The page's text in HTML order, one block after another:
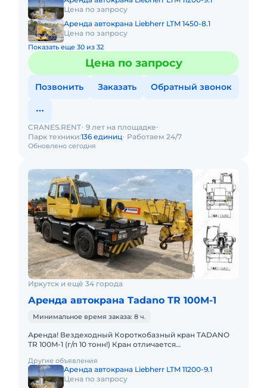
Цена по запросу
Аренда автокрана Liebherr LTM 1450-8.1
Цена по запросу
Показать еще 30 из 32
Цена по запросу
Позвонить Заказать Обратный звонок
Обновлено сегодня
CRANES.RENT 9 лет на площадке
Парк техники:136 единиц Работаем 24/7
Иркутск и ещё 34 города
Аренда автокрана Tadano TR 100M-1
Минимальное время заказа: 8 ч.
Аренда! Вездеходный Короткобазный кран TADANO
TR 100M-1 (г/п 10 тонн!) Кран отличается
бездорожью. Технические
Другие объявления
Аренда автокрана Liebherr LTM 11200-9.1
Цена по запросу